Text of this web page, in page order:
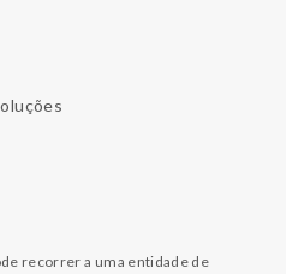
recorrer a uma entidade de